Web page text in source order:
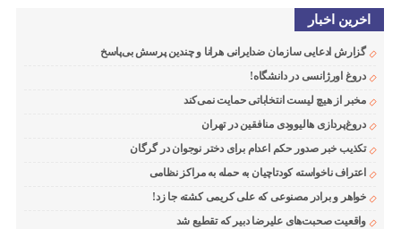
اخرین اخبار
گزارش ادعایی سازمان ضدایرانی هرانا و چندین پرسش بی‌پاسخ
دروغ اورژانسی در دانشگاه!
مخبر از هیچ لیست انتخاباتی حمایت نمی‌کند
دروغ‌پردازی هالیوودی منافقین در تهران
تکذیب خبر صدور حکم اعدام برای دختر نوجوان در گرگان
اعتراف ناخواسته کودتاچیان به حمله به مراکز نظامی
خواهر و برادر مصنوعی که علی کریمی کشته جا زد!
واقعیت صحبت‌های علیرضا دبیر که تقطیع شد